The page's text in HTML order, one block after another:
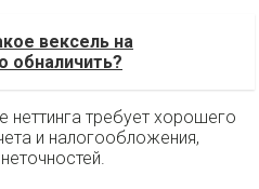
вексель на
обналичить?
требует хорошего
и налогообложения,